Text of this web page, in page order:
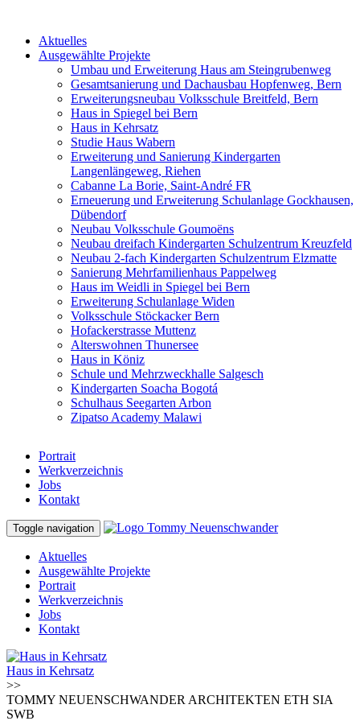
Aktuelles
Ausgewählte Projekte
Umbau und Erweiterung Haus am Steingrubenweg
Gesamtsanierung und Dachausbau Hopfenweg, Bern
Erweiterungsneubau Volksschule Breitfeld, Bern
Haus in Spiegel bei Bern
Haus in Kehrsatz
Studie Haus Wabern
Erweiterung und Sanierung Kindergarten
Langenlängeweg, Riehen
Cabanne La Borie, Saint-André FR
Erneuerung und Erweiterung Schulanlage Gockhausen,
Dübendorf
Neubau Volksschule Goumoëns
Neubau dreifach Kindergarten Schulzentrum Kreuzfeld
Neubau 2-fach Kindergarten Schulzentrum Elzmatte
Sanierung Mehrfamilienhaus Pappelweg
Haus im Weidli in Spiegel bei Bern
Erweiterung Schulanlage Widen
Volksschule Stöckacker Bern
Hofackerstrasse Muttenz
Alterswohnen Thunersee
Haus in Köniz
Schule und Mehrzweckhalle Salgesch
Kindergarten Soacha Bogotá
Schulhaus Seegarten Arbon
Zipatso Academy Malawi
Portrait
Werkverzeichnis
Jobs
Kontakt
Toggle navigation
Aktuelles
Ausgewählte Projekte
Portrait
Werkverzeichnis
Jobs
Kontakt
Haus in Kehrsatz
>>
TOMMY NEUENSCHWANDER ARCHITEKTEN ETH SIA
SWB